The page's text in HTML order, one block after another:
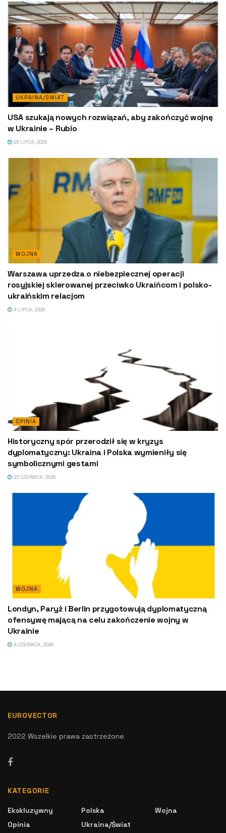
UKRAINA/ŚWIAT
USA szukają nowych rozwiązań, aby zakończyć wojnę
w Ukrainie – Rubio
23 LIPCA, 2026
WOJNA
Warszawa uprzedza o niebezpiecznej operacji
rosyjskiej skierowanej przeciwko Ukraińcom i polsko-
ukraińskim relacjom
4 LIPCA, 2026
OPINIA
Historyczny spór przerodził się w kryzys
dyplomatyczny: Ukraina i Polska wymieniły się
symbolicznymi gestami
23 CZERWCA, 2026
WOJNA
Londyn, Paryż i Berlin przygotowują dyplomatyczną
ofensywę mającą na celu zakończenie wojny w
Ukrainie
4 CZERWCA, 2026
EUROVECTOR
2022 Wszelkie prawa zastrzeżone
KATEGORIE
Ekskluzywny
Opinia
Polska
Ukraina/Świat
Wojna